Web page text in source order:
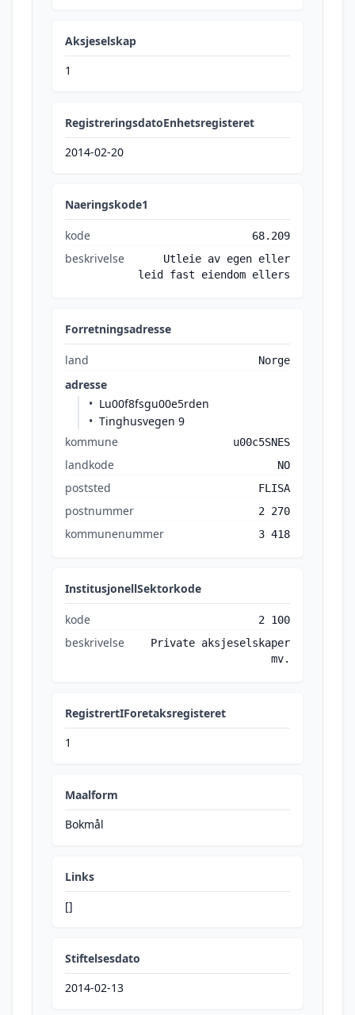
Aksjeselskap
1
RegistreringsdatoEnhetsregisteret
2014-02-20
Naeringskode1
kode 68.209
beskrivelse
Utleie av egen eller
leid fast eiendom ellers
Forretningsadresse
land Norge
adresse
Lu00f8fsgu00e5rden
Tinghusvegen 9
kommune
u00c5SNES
landkode NO
poststed FLISA
postnummer 2 270
kommunenummer 3 418
InstitusjonellSektorkode
kode 2 100
beskrivelse
Private aksjeselskaper
mv.
RegistrertIForetaksregisteret
1
Maalform
Bokmål
Links
[]
Stiftelsesdato
2014-02-13